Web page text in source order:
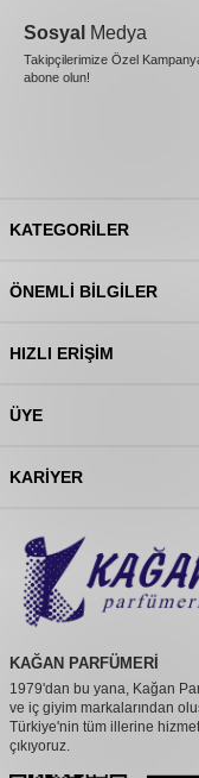
Sosyal Medya
Takipçilerimize Özel
abone olun!
KATEGORILER
ÖNEMLI BILGILER
HIZLI ERIŞIM
ÜYE
KARIYER
KAĞAN PARFÜMERİ
1979'dan bu yana, Kağan
ve iç giyim markalarından
Türkiye'nin tüm illerine
çıkıyoruz.